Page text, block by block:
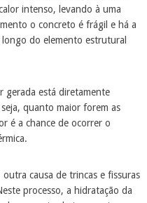
intenso, levando à uma
o concreto é frágil e há a
do elemento estrutural
gerada está diretamente
quanto maior forem as
é a chance de ocorrer o
causa de trincas e fissuras
processo, a hidratação da